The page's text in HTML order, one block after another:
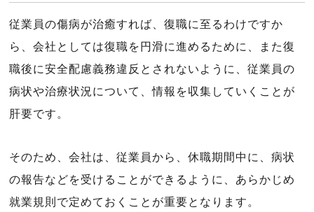
従業員の傷病が治癒すれば、復職に至るわけですか
ら、会社としては復職を円滑に進めるために、また復
職後に安全配慮義務違反とされないように、従業員の
病状や治療状況について、情報を収集していくことが
肝要です。
そのため、会社は、従業員から、休職期間中に、病状
の報告などを受けることができるように、あらかじめ
就業規則で定めておくことが重要となります。